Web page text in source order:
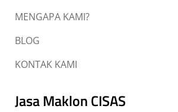
MENGAPA KAMI?
BLOG
KONTAK KAMI
Jasa Maklon CISAS